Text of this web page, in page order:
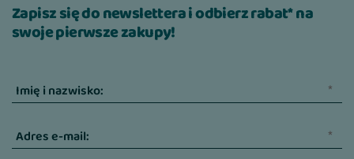
Zapisz się do newslettera i odbierz rabat* na
swoje pierwsze zakupy!
Imię i nazwisko:
Adres e-mail: